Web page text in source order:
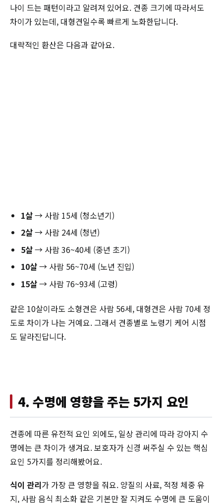
나이 드는 패턴이라고 알려져 있어요. 견종 크기에 따라서도
차이가 있는데, 대형견일수록 빠르게 노화한답니다.
대략적인 환산은 다음과 같아요.
1살→ 사람 15세 (청소년기)
2살→ 사람 24세 (청년)
5살→ 사람 36~40세 (중년 초기)
10살→ 사람 56~70세 (노년 진입)
15살→ 사람 76~93세 (고령)
같은 10살이라도 소형견은 사람 56세, 대형견은 사람 70세 정
도로 차이가 나는 거예요. 그래서 견종별로 노령기 케어 시점
도 달라진답니다.
4. 수명에 영향을 주는 5가지 요인
견종에 따른 유전적 요인 외에도, 일상 관리에 따라 강아지 수
명에는 큰 차이가 생겨요. 보호자가 신경 써주실 수 있는 핵심
요인 5가지를 정리해봤어요.
식이 관리가 가장 큰 영향을 줘요. 양질의 사료, 적정 체중 유
지, 사람 음식 최소화 같은 기본만 잘 지켜도 수명에 큰 도움이